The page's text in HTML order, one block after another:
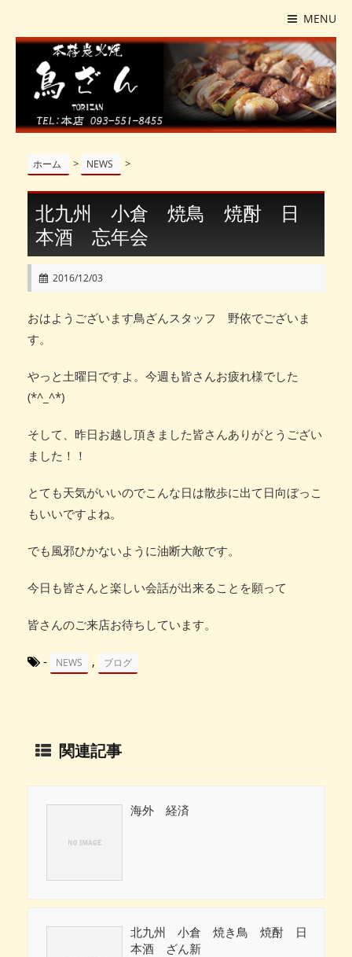
MENU
ホーム > NEWS >
北九州 小倉 焼鳥 焼酎 日
本酒 忘年会
2016/12/03
おはようございます鳥ざんスタッフ 野依でございま
す。
やっと土曜日ですよ。今週も皆さんお疲れ様でした
(*^_^*)
そして、昨日お越し頂きました皆さんありがとうござい
ました！！
とても天気がいいのでこんな日は散歩に出て日向ぼっこ
もいいですよね。
でも風邪ひかないように油断大敵です。
今日も皆さんと楽しい会話が出来ることを願って
皆さんのご来店お待ちしています。
- NEWS , ブログ
関連記事
海外 経済
北九州 小倉 焼き鳥 焼酎 日
本酒 ざん新